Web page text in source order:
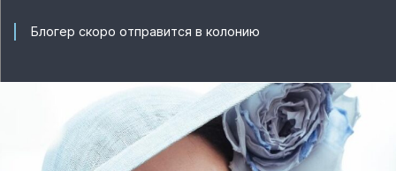
Блогер скоро отправится в колонию